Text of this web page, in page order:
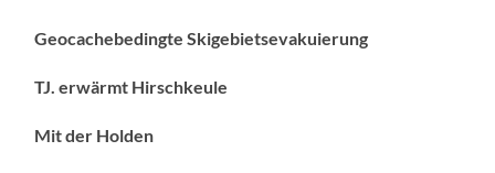
Geocachebedingte Skigebietsevakuierung
TJ. erwärmt Hirschkeule
Mit der Holden